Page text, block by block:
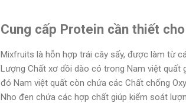
Cung cấp Protein cần thiết
Mixfruits là hỗn hợp trái cây sấy, được làm từ
Lượng Chất xơ dồi dào có trong Nam việt quất
đó Nam việt quất còn chứa các Chất chống
Nho đen chứa các hợp chất giúp kiểm soát